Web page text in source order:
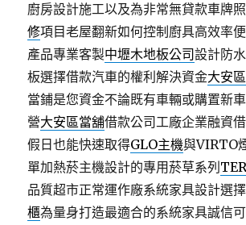
廚房設計施工以及為非常無貸款車牌
修項目老屋翻新如何控制廚具高效率
產品專業客製中壢木地板公司設計防
板選擇借款汽車的權利解決資金大安
當鋪是您資金不論既有車輛或購置新
營大安區當舖借款公司工廠企業融資
假日也能快速取得GLO主機與VIRTO
單加熱菸主機設計的專用菸草系列
品質超市正常運作廠系統家具設計選
櫃為量身打造最適合的系統家具誠信